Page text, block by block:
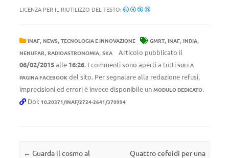
LICENZA PER IL RIUTILIZZO DEL TESTO:
INAF, NEWS, TECNOLOGIA E INNOVAZIONE GMRT, INAF, INDIA,
NENUFAR, RADIOASTRONOMIA, SKA
Articolo pubblicato il
06/02/2015alle 16:26. I commenti sono aperti a tutti SULLA
PAGINA FACEBOOK del sito. Per segnalare alla redazione refusi,
imprecisioni ed errori è invece disponibile un MODULO DEDICATO.
Doi: 10.20371/INAF/2724-2641/370994
Navigazione articolo
← Guarda il cosmo al
Quattro cefeidi per una